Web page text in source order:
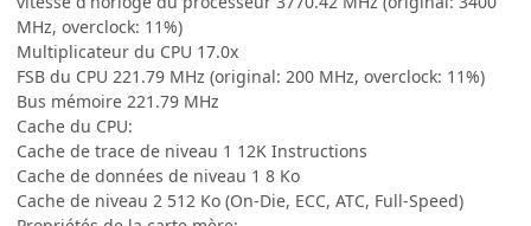
MHz, overclock: 11%)
Multiplicateur du CPU 17.0x
FSB du CPU 221.79 MHz (original: 200 MHz, overclock: 11%)
Bus mémoire 221.79 MHz
Cache du CPU:
Cache de trace de niveau 1 12K Instructions
Cache de données de niveau 1 8 Ko
Cache de niveau 2 512 Ko (On-Die, ECC, ATC, Full-Speed)